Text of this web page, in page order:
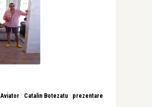
Aviator · Catalin Botezatu · prezentare